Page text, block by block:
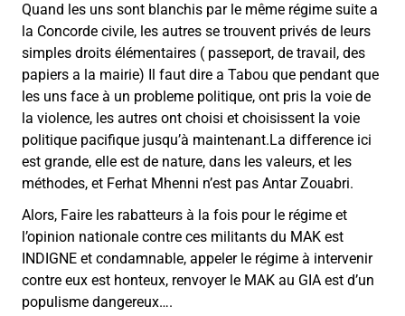
Quand les uns sont blanchis par le même régime suite a
la Concorde civile, les autres se trouvent privés de leurs
simples droits élémentaires ( passeport, de travail, des
papiers a la mairie) Il faut dire a Tabou que pendant que
les uns face à un probleme politique, ont pris la voie de
la violence, les autres ont choisi et choisissent la voie
politique pacifique jusqu’à maintenant.La difference ici
est grande, elle est de nature, dans les valeurs, et les
méthodes, et Ferhat Mhenni n’est pas Antar Zouabri.
Alors, Faire les rabatteurs à la fois pour le régime et
l’opinion nationale contre ces militants du MAK est
INDIGNE et condamnable, appeler le régime à intervenir
contre eux est honteux, renvoyer le MAK au GIA est d’un
populisme dangereux….